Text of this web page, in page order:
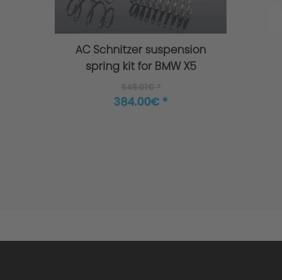
AC Schnitzer suspension
spring kit for BMW X5
384.00€ *